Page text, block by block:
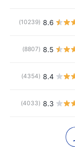
8.6
(10239)
8.5
(8807)
8.4
(4354)
8.3
(4033)